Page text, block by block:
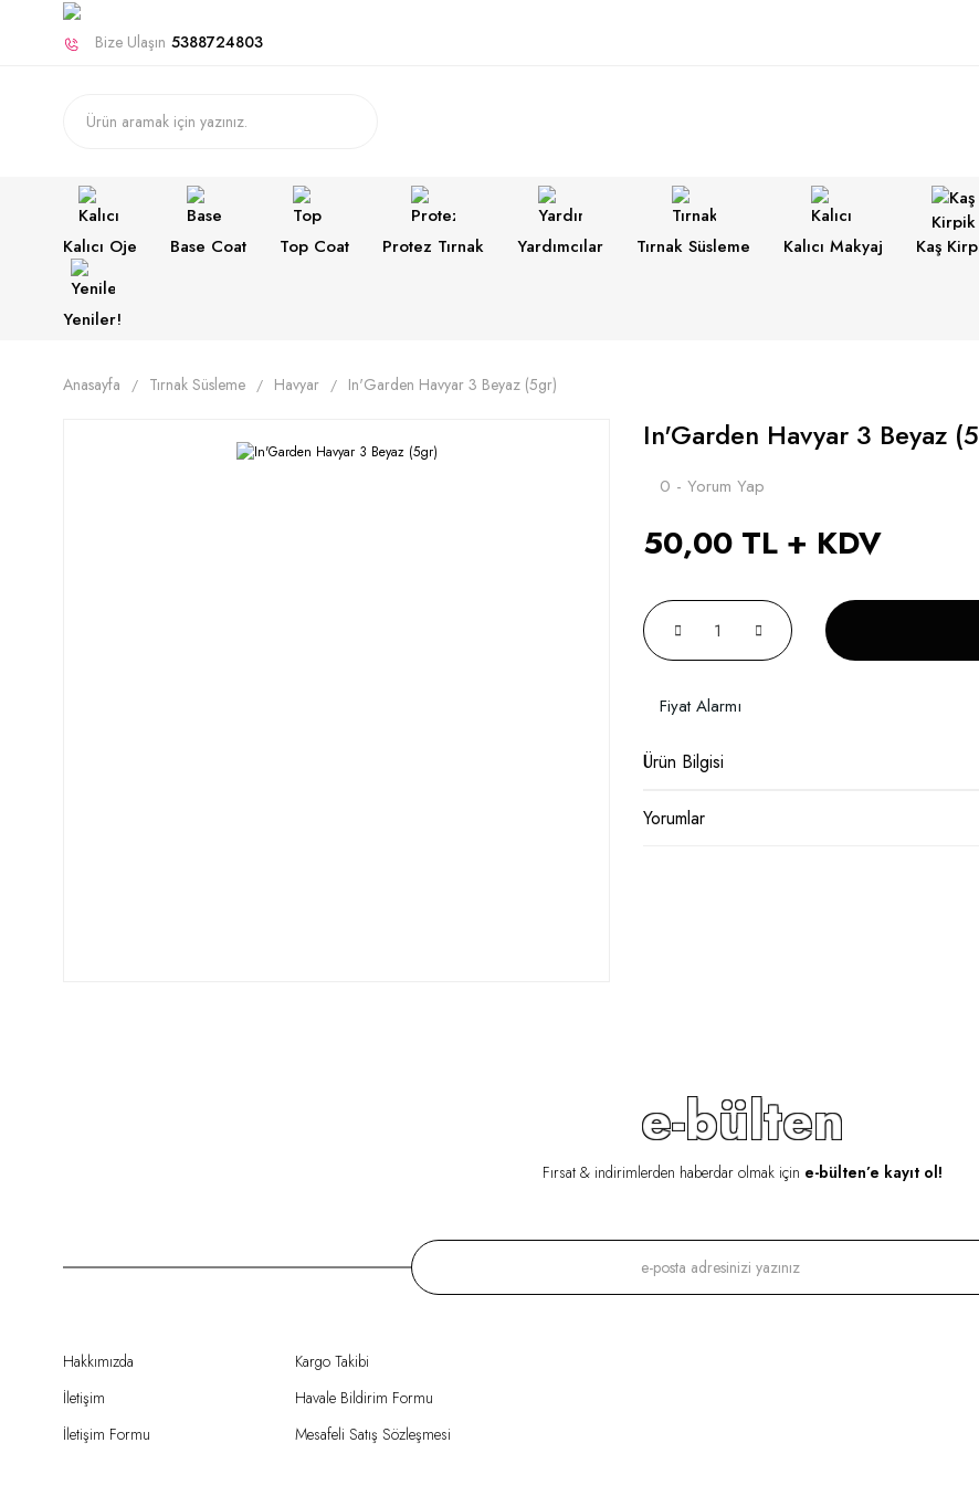
Bize Ulaşın 5388724803
Kalıcı Oje Base Coat Top Coat Protez Tırnak Yardımcılar Tırnak Süsleme Kalıcı Makyaj Kaş
Yeniler!
Anasayfa Tırnak Süsleme Havyar In'Garden Havyar 3 Beyaz (5gr)
In'Garden Havyar 3 Beyaz
0 - Yorum Yap
50,00 TL + KDV
Fiyat Alarmı
Ürün Bilgisi
Yorumlar
e-bülten
Fırsat & indirimlerden haberdar olmak için e-bülten’e kayıt ol!
Hakkımızda
İletişim
İletişim Formu
Kargo Takibi
Havale Bildirim Formu
Mesafeli Satış Sözleşmesi